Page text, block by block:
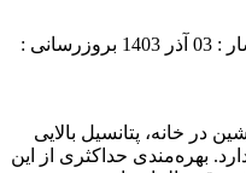
1403
بروزرسانی :
در خانه، پتانسیل بالایی
بهره‌مندی حداکثری از این